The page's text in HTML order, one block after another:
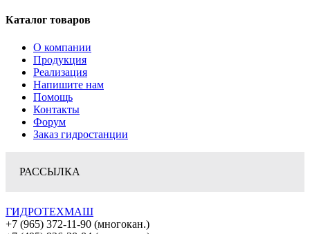
Каталог товаров
О компании
Продукция
Реализация
Напишите нам
Помощь
Контакты
Форум
Заказ гидростанции
РАССЫЛКА
ГИДРОТЕХМАШ
+7 (965) 372-11-90 (многокан.)